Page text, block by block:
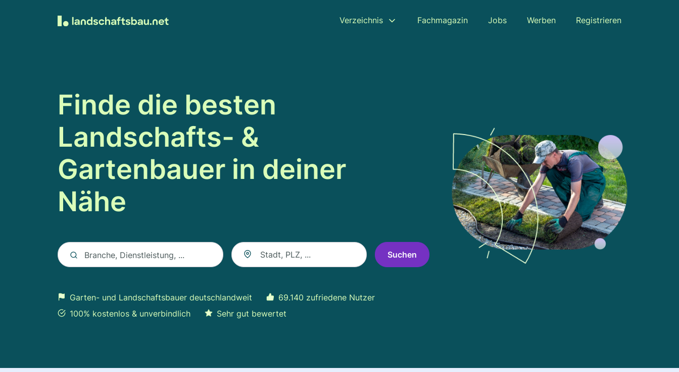
Verzeichnis Fachmagazin Jobs Werben Registrieren
Finde die besten
Landschafts- &
Gartenbauer in deiner
Nähe
Keyword auswählen
Branche, Dienstleistung, ...
Suche nach Ort
Suchen
Garten- und Landschaftsbauer deutschlandweit
69.140 zufriedene Nutzer
100% kostenlos & unverbindlich
Sehr gut bewertet